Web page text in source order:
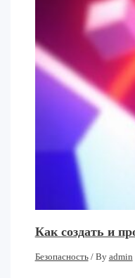
Как создать и
Безопасность/ By admin